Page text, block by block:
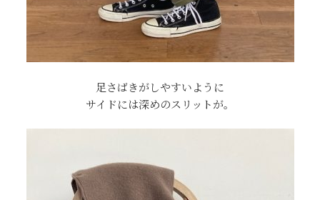
足さばきがしやすいように
サイドには深めのスリットが。